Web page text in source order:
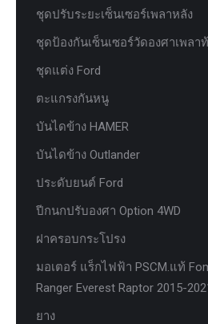
ชุดปรับระยะเซ็นเซอร์เพลาหลัง
ชุดป้องกันเซ็นเซอร์วัดองศาเพลา
ชุดแต่ง Ford
ตะแกรงกันหนู
บันไดข้าง HAMER
บันไดข้าง Outlander
ประดับยนต์ Ford
ปีกนกปรับองศา Option 4WD
ฝาครอบกระโปรง
มอเตอร์ แร็กไฟฟ้า PSCM.แท้
Ranger Everest Raptor 2015-
ยาง